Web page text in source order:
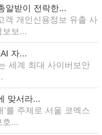
알받이 전락한...
객 개인신용정보 유출 사
보보...
자...
세계 최대 사이버보안
맞서라...
를 주제로 서울 코엑스
호...